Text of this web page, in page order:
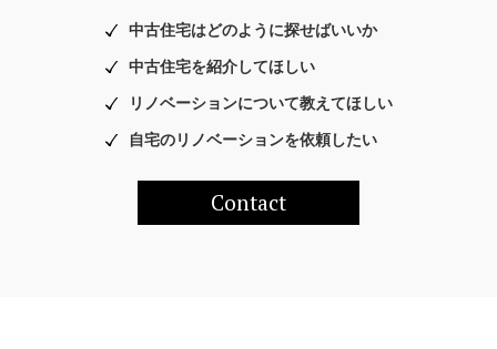
中古住宅はどのように探せばいいか
中古住宅を紹介してほしい
リノベーションについて教えてほしい
自宅のリノベーションを依頼したい
Contact